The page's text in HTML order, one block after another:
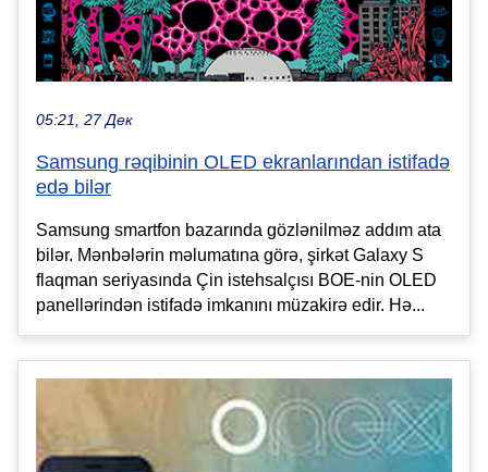
05:21, 27 Дек
Samsung rəqibinin OLED ekranlarından istifadə
edə bilər
Samsung smartfon bazarında gözlənilməz addım ata
bilər. Mənbələrin məlumatına görə, şirkət Galaxy S
flaqman seriyasında Çin istehsalçısı BOE-nin OLED
panellərindən istifadə imkanını müzakirə edir. Hə...